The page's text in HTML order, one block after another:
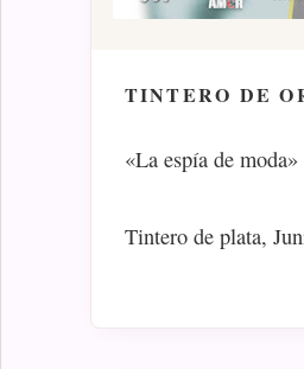
TINTERO DE
«La espía de moda»
Tintero de plata,